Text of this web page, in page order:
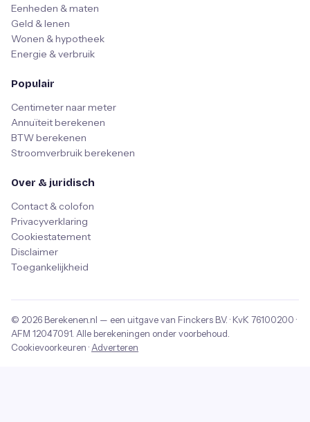
Eenheden & maten
Geld & lenen
Wonen & hypotheek
Energie & verbruik
Populair
Centimeter naar meter
Annuïteit berekenen
BTW berekenen
Stroomverbruik berekenen
Over & juridisch
Contact & colofon
Privacyverklaring
Cookiestatement
Disclaimer
Toegankelijkheid
© 2026 Berekenen.nl — een uitgave van Finckers B.V. · KvK 76100200 ·
AFM 12047091 . Alle berekeningen onder voorbehoud.
Cookievoorkeuren · Adverteren